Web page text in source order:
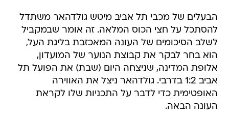
הבעלים של מכבי תל אביב מיטש גולדהאר משתדל
להסתכל על חצי הכוס המלאה. זה אומר שבמקביל
לשלב הסיכומים של העונה המאכזבת בליגת העל,
הוא בחר לבקר את קבוצת הנוער של המועדון,
אלופת המדינה, שניצחה היום (שבת) את הפועל תל
אביב 1:2 בדרבי. גולדהאר ניצל את האווירה
האופטימית כדי לדבר על התכניות שלו לקראת
העונה הבאה.